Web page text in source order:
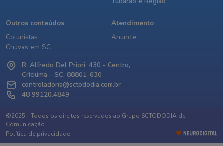
Outros conteúdos
Colunistas
Chuvas em SC
Atendimento
Anuncie
R. Alfredo Del Priori, 430 - Centro,
Criciúma - SC, 88801-630
controladoria@sctododia.com.br
48 99120.4849
©2025 - Todos os direitos reservados ao Grupo SCTODODIA de
Comunicação.
Política de privacidade